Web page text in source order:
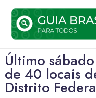
Último
de 40 locais
Distrito